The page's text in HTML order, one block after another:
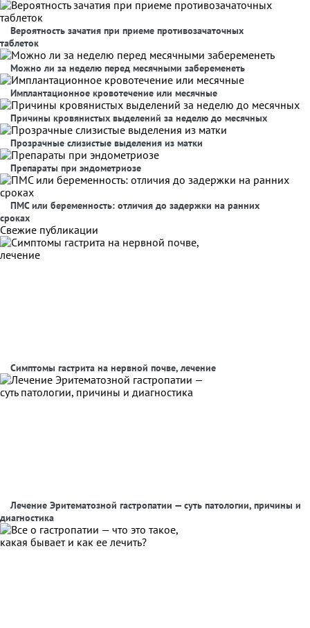
Вероятность зачатия при приеме противозачаточных
таблеток
Можно ли за неделю перед месячными забеременеть
Имплантационное кровотечение или месячные
Причины кровянистых выделений за неделю до месячных
Прозрачные слизистые выделения из матки
Препараты при эндометриозе
ПМС или беременность: отличия до задержки на ранних
сроках
Свежие публикации
Симптомы гастрита на нервной почве, лечение
Лечение Эритематозной гастропатии — суть патологии, причины и
диагностика